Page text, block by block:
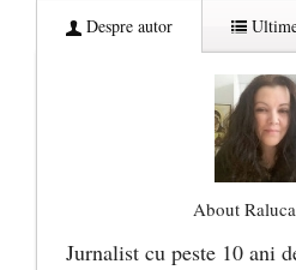
Despre autor
About
Jurnalist cu peste 10 ani